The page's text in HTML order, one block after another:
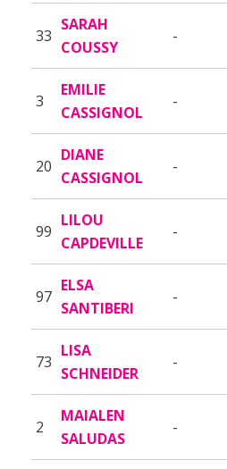
33
SARAH
COUSSY
-
3
EMILIE
CASSIGNOL
-
20
DIANE
CASSIGNOL
-
99
LILOU
CAPDEVILLE
-
97
ELSA
SANTIBERI
-
73
LISA
SCHNEIDER
-
2
MAIALEN
SALUDAS
-